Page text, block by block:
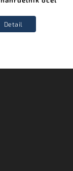
Detail